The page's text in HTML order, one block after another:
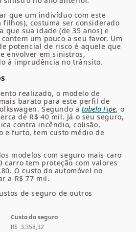
que um indivíduo com este
filhos), costuma ser considerado
que sua idade (de 35 anos) e
um pouco a seu favor. Um
potencial de risco é aquele que
envolver em sinistros,
à imprudência no trânsito.
realizado, o modelo de
barato para este perfil de
Segundo atabela Fipe, o
de R$ 40 mil. Já o seu seguro,
contra incêndio, colisão,
e furto, tem custo médio de
modelos com seguro mais caro
carro tem proteção com valores
O custo do automóvel no
a R$ 77 mil.
de seguro de outros
Custo do seguro
R$ 3.358,32